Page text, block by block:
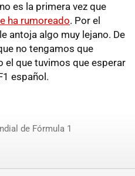
es la primera vez que
ha rumoreado. Por el
antoja algo muy lejano. De
no tengamos que
que tuvimos que esperar
español.
de Fórmula 1